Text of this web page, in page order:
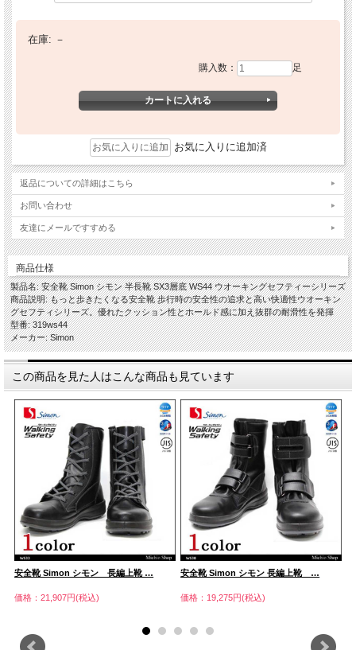
在庫: －
購入数： 足
お気に入りに追加済
返品についての詳細はこちら
お問い合わせ
友達にメールですすめる
商品仕様
製品名: 安全靴 Simon シモン 半長靴 SX3層底 WS44 ウオーキングセフティーシリーズ
商品説明: もっと歩きたくなる安全靴 歩行時の安全性の追求と高い快適性ウオーキン
グセフティシリーズ。優れたクッション性とホールド感に加え抜群の耐滑性を発揮
型番: 319ws44
メーカー: Simon
この商品を見た人はこんな商品も見ています
安全靴 Simon シモン 長編上靴 …
価格：21,907円(税込)
安全靴 Simon シモン 長編上靴 …
価格：19,275円(税込)